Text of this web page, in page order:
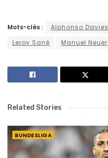
Mots-clés : Alphonso Davies
Leroy Sané
Manuel Neuer
Related Stories
BUNDESLIGA